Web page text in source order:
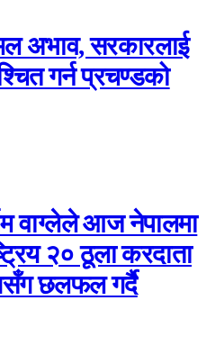
अभाव, सरकारलाई
गर्न प्रचण्डको
वाग्लेले आज नेपालमा
२० ठूला करदाता
छलफल गर्दै